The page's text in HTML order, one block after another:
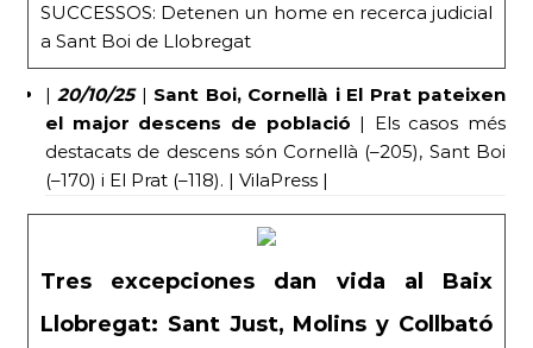
SUCCESSOS: Detenen un home en recerca judicial
a Sant Boi de Llobregat
|20/10/25| Sant Boi, Cornellà i El Prat pateixen
el major descens de població | Els casos més
destacats de descens són Cornellà (–205), Sant Boi
(–170) i El Prat (–118). | VilaPress |
Tres excepciones dan vida al Baix
Llobregat: Sant Just, Molins y Collbató